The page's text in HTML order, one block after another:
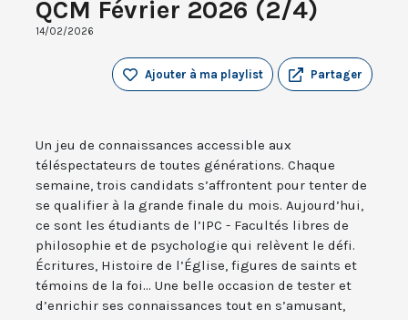
QCM Février 2026 (2/4)
14/02/2026
Partager
Ajouter à ma playlist
Un jeu de connaissances accessible aux
téléspectateurs de toutes générations. Chaque
semaine, trois candidats s’affrontent pour tenter de
se qualifier à la grande finale du mois. Aujourd’hui,
ce sont les étudiants de l’IPC - Facultés libres de
philosophie et de psychologie qui relèvent le défi.
Écritures, Histoire de l’Église, figures de saints et
témoins de la foi... Une belle occasion de tester et
d’enrichir ses connaissances tout en s’amusant,